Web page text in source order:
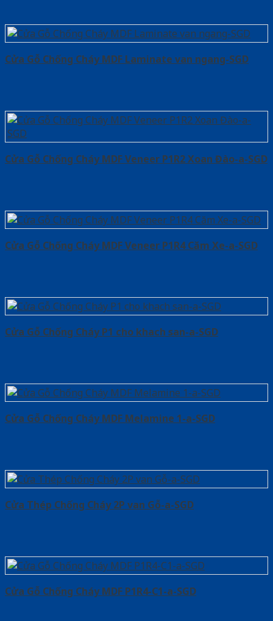
Cửa Gỗ Chống Cháy MDF Laminate van ngang-SGD
Cửa Gỗ Chống Cháy MDF Veneer P1R2 Xoan Đào-a-SGD
Cửa Gỗ Chống Cháy MDF Veneer P1R4 Căm Xe-a-SGD
Cửa Gỗ Chống Cháy P1 cho khach san-a-SGD
Cửa Gỗ Chống Cháy MDF Melamine 1-a-SGD
Cửa Thép Chống Cháy 2P van Gỗ-a-SGD
Cửa Gỗ Chống Cháy MDF P1R4-C1-a-SGD